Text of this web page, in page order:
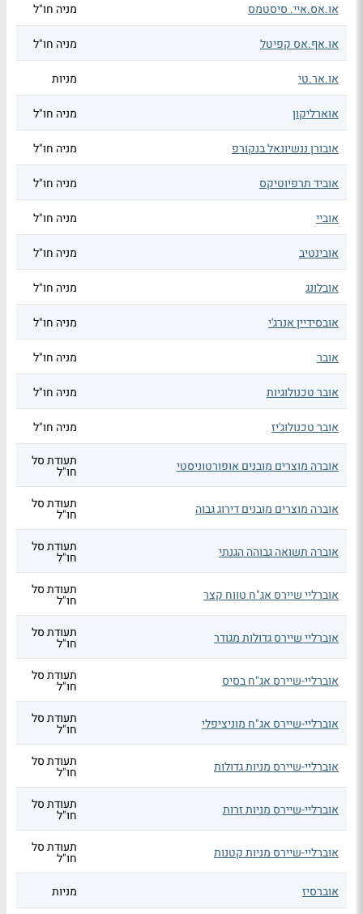
או.אס.איי. סיסטמס מניה חו"ל
או.אף.אס קפיטל מניה חו"ל
או.אר.טי מניות
אוארליקון מניה חו"ל
אובורן ננשיונאל בנקורפ מניה חו"ל
אוביד תרפיוטיקס מניה חו"ל
אוביי מניה חו"ל
אובינטיב מניה חו"ל
אובלונג מניה חו"ל
אובסידיין אנרג'י מניה חו"ל
אובר מניה חו"ל
אובר טכנולוגיות מניה חו"ל
אובר טכנולוג'יז מניה חו"ל
אוברה מוצרים מובנים אופורטוניסטי תעודת סל
חו"ל
אוברה מוצרים מובנים דירוג גבוה תעודת סל
חו"ל
אוברה תשואה גבוהה הגנתי תעודת סל
חו"ל
אוברליי שיירס אג"ח טווח קצר תעודת סל
חו"ל
אוברליי שיירס גדולות מגודר תעודת סל
חו"ל
אוברליי-שיירס אג"ח בסיס תעודת סל
חו"ל
אוברליי-שיירס אג"ח מוניציפלי תעודת סל
חו"ל
אוברליי-שיירס מניות גדולות תעודת סל
חו"ל
אוברליי-שיירס מניות זרות תעודת סל
חו"ל
אוברליי-שיירס מניות קטנות תעודת סל
חו"ל
אוברסיז
מניות